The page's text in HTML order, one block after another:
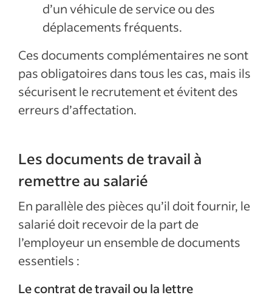
d’un véhicule de service ou des
déplacements fréquents.
Ces documents complémentaires ne sont
pas obligatoires dans tous les cas, mais ils
sécurisent le recrutement et évitent des
erreurs d’affectation.
Les documents de travail à
remettre au salarié
En parallèle des pièces qu’il doit fournir, le
salarié doit recevoir de la part de
l’employeur un ensemble de documents
essentiels :
Le contrat de travail ou la lettre